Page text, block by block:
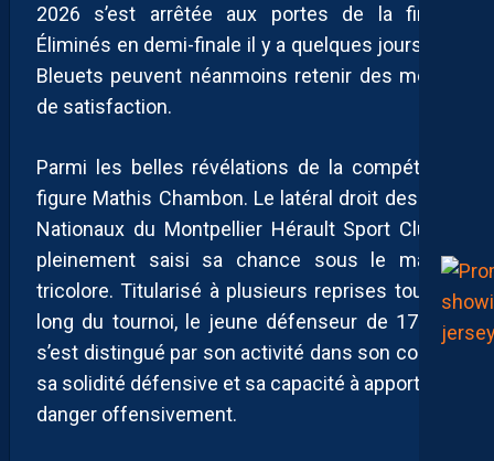
2026 s’est arrêtée aux portes de la finale.
Éliminés en demi-finale il y a quelques jours, les
Bleuets peuvent néanmoins retenir des motifs
de satisfaction.
Parmi les belles révélations de la compétition
figure Mathis Chambon. Le latéral droit des U19
Nationaux du Montpellier Hérault Sport Club a
pleinement saisi sa chance sous le maillot
tricolore. Titularisé à plusieurs reprises tout au
long du tournoi, le jeune défenseur de 17 ans
s’est distingué par son activité dans son couloir,
sa solidité défensive et sa capacité à apporter le
danger offensivement.